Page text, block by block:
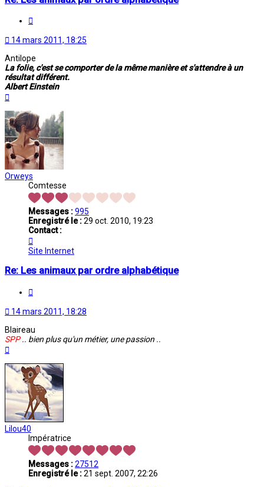
14 mars 2011, 18:25
Antilope
La folie, c'est se comporter de la même manière et s'attendre à un
résultat différent.
Albert Einstein
Orweys
Comtesse
Messages :995
Enregistré le :29 oct. 2010, 19:23
Contact :
Orweys
Site Internet
Re: Les animaux par ordre alphabétique
14 mars 2011, 18:28
Blaireau
SPP.. bien plus qu'un métier, une passion ..
Lilou40
Impératrice
Messages :27512
Enregistré le :21 sept. 2007, 22:26